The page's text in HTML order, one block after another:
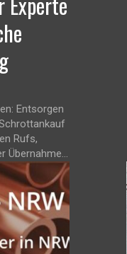
Entsorgen
Rufs,
Übernahme...